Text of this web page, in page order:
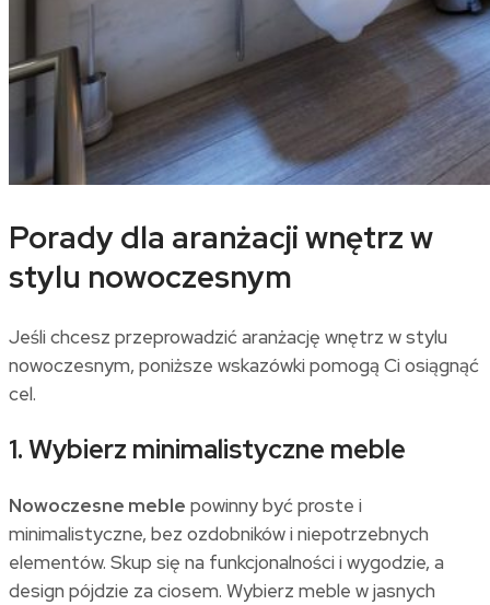
Porady dla aranżacji wnętrz w
stylu nowoczesnym
Jeśli chcesz przeprowadzić aranżację wnętrz w stylu
nowoczesnym, poniższe wskazówki pomogą Ci osiągnąć
cel.
1. Wybierz minimalistyczne meble
Nowoczesne meble powinny być proste i
minimalistyczne, bez ozdobników i niepotrzebnych
elementów. Skup się na funkcjonalności i wygodzie, a
design pójdzie za ciosem. Wybierz meble w jasnych